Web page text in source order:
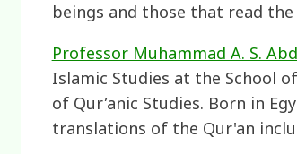
beings and those that read
Professor Muhammad A. S.
Islamic Studies at the School
of Qur’anic Studies. Born in
translations of the Qur'an